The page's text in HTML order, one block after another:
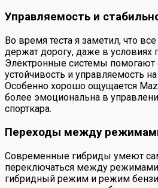
Управляемость и
Во время теста я заметил, что
держат дорогу, даже в условиях
Электронные системы помогают
устойчивость и управляемость
Особенно хорошо ощущается
более эмоциональна в
спорткара.
Переходы между
Современные гибриды умеют
переключаться между
гибридный режим и режим